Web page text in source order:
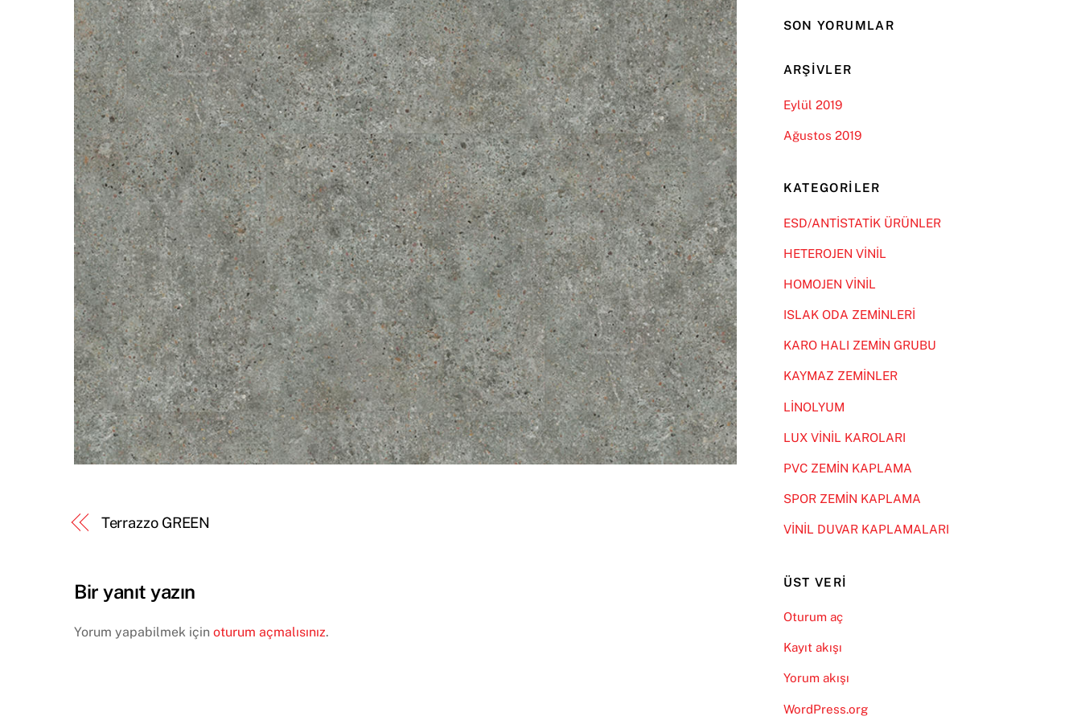
Terrazzo GREEN
Bir yanıt yazın
Yorum yapabilmek için oturum açmalısınız.
SON YORUMLAR
ARŞIVLER
Eylül 2019
Ağustos 2019
KATEGORILER
ESD/ANTİSTATİK ÜRÜNLER
HETEROJEN VİNİL
HOMOJEN VİNİL
ISLAK ODA ZEMİNLERİ
KARO HALI ZEMİN GRUBU
KAYMAZ ZEMİNLER
LİNOLYUM
LUX VİNİL KAROLARI
PVC ZEMİN KAPLAMA
SPOR ZEMİN KAPLAMA
VİNİL DUVAR KAPLAMALARI
ÜST VERI
Oturum aç
Kayıt akışı
Yorum akışı
WordPress.org